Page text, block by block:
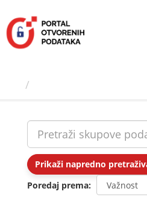
sadržaj
Prikaži napredno
Poredaj prema